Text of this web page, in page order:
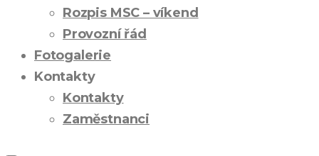
Rozpis MSC – víkend
Provozní řád
Fotogalerie
Kontakty
Kontakty
Zaměstnanci